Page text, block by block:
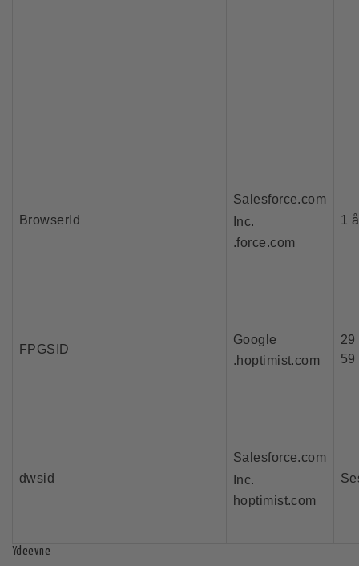
BrowserId
Salesforce.com
Inc.
.force.com
1
FPGSID
Google
.hoptimist.com
29
59
dwsid
Salesforce.com
Inc.
hoptimist.com
Ydeevne